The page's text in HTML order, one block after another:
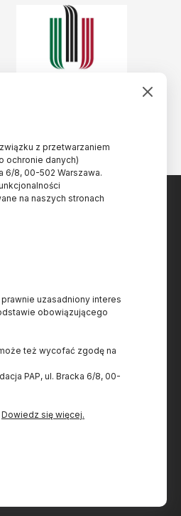
z przetwarzaniem
ochronie danych)
6/8, 00-502 Warszawa.
na naszych stronach
uzasadniony interes
obowiązującego
też wycofać zgodę na
PAP, ul. Bracka 6/8, 00-
Dowiedz się więcej.
budżetu państwa,
przez Ministra
Odpowiedzialność
Nauki II.